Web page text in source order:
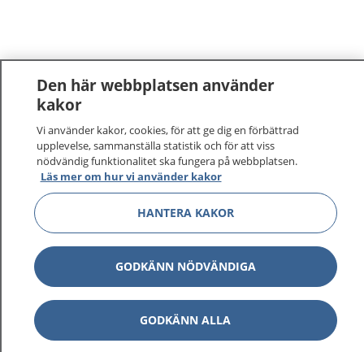
1177–tryggt om din hälsa och vård
På 1177.se får du råd om hälsa och information om
sjukdomar och vilka mottagningar du kan kontakta.
Logga in för att läsa din journal och göra dina
vårdärenden. Ring telefonnummer 1177 för
sjukvårdsrådgivning dygnet runt.
1177 ger dig råd när du vill må bättre.
Den här webbplatsen använder
kakor
Vi använder kakor, cookies, för att ge dig en förbättrad
upplevelse, sammanställa statistik och för att viss
nödvändig funktionalitet ska fungera på webbplatsen.
Läs mer om hur vi använder kakor
HANTERA KAKOR
GODKÄNN NÖDVÄNDIGA
GODKÄNN ALLA